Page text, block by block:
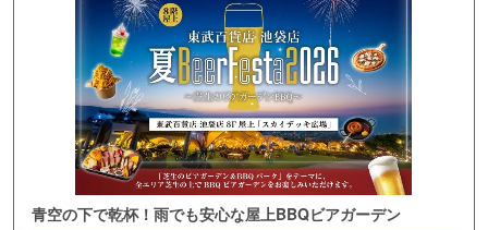
青空の下で乾杯！雨でも安心な屋上BBQビアガーデン